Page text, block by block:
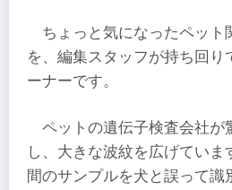
ちょっと気になったペット
を、編集スタッフが持ち回り
ーナーです。
ペットの遺伝子検査会社が
し、大きな波紋を広げていま
間のサンプルを犬と誤って識